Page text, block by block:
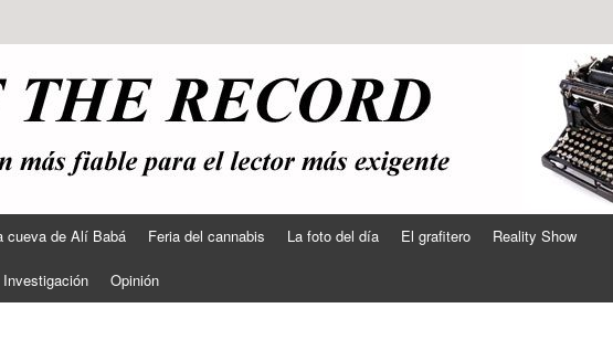
cueva de Alí Babá Feria del cannabis La foto del día El grafitero Reality Show
Investigación Opinión